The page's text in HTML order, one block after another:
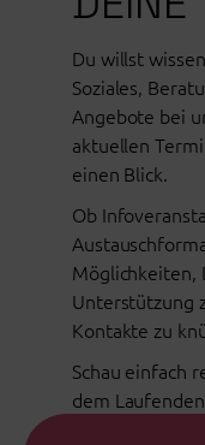
Du willst
Soziales,
Angebote bei
aktuellen
einen Blick.
Ob
Möglichkeiten,
Unterstützung
Kontakte zu
Schau einfach
dem